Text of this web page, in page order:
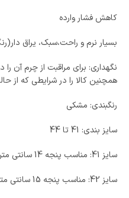
کاهش فشار وارده
بسیار نرم و راحت،سبک، یراق
نگهداری: برای مراقبت از چرم آن
همچنین کالا را در شرایطی که از
رنگبندی: مشکی
سایز بندی: 41 تا 44
سایز 41: مناسب پنجه 14 سانتی متر و روییه 19 سانتی متر
سایز 42: مناسب پنجه 15 سانتی متر و روییه 19 سانتی متر